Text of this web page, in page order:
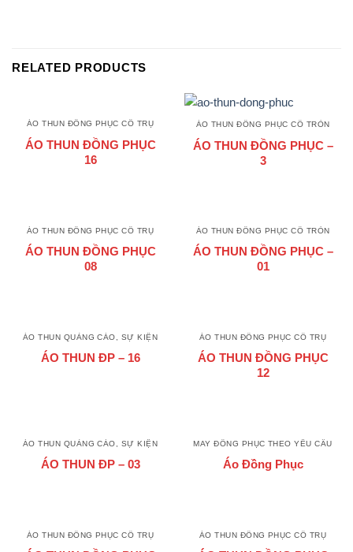
RELATED PRODUCTS
ÁO THUN ĐỒNG PHỤC CỔ TRỤ
ÁO THUN ĐỒNG PHỤC
16
ÁO THUN ĐỒNG PHỤC CỔ TRÒN
ÁO THUN ĐỒNG PHỤC –
3
ÁO THUN ĐỒNG PHỤC CỔ TRỤ
ÁO THUN ĐỒNG PHỤC
08
ÁO THUN ĐỒNG PHỤC CỔ TRÒN
ÁO THUN ĐỒNG PHỤC –
01
ÁO THUN QUẢNG CÁO, SỰ KIỆN
ÁO THUN ĐP – 16
ÁO THUN ĐỒNG PHỤC CỔ TRỤ
ÁO THUN ĐỒNG PHỤC
12
ÁO THUN QUẢNG CÁO, SỰ KIỆN
ÁO THUN ĐP – 03
MAY ĐỒNG PHỤC THEO YÊU CẦU
Áo Đồng Phục
ÁO THUN ĐỒNG PHỤC CỔ TRỤ ÁO THUN ĐỒNG PHỤC CỔ TRỤ